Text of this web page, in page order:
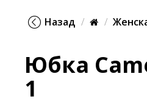
Назад
Юбка
1